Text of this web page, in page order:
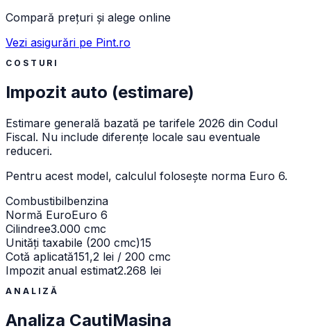
Compară prețuri și alege online
Vezi asigurări pe Pint.ro
COSTURI
Impozit auto (estimare)
Estimare generală bazată pe tarifele 2026 din Codul
Fiscal. Nu include diferențe locale sau eventuale
reduceri.
Pentru acest model, calculul folosește norma Euro 6.
Combustibilbenzina
Normă EuroEuro 6
Cilindree3.000 cmc
Unități taxabile (200 cmc)15
Cotă aplicată151,2 lei / 200 cmc
Impozit anual estimat2.268 lei
ANALIZĂ
Analiza CautiMasina